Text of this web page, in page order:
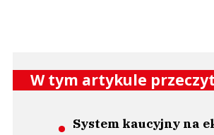
W tym artykule
System kaucyjny na